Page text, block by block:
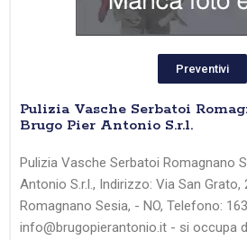
Preventivi
Pulizia Vasche Serbatoi
Brugo Pier Antonio S.r.l.
Pulizia Vasche Serbatoi Romagnano
Antonio S.r.l., Indirizzo: Via San Grato,
Romagnano Sesia, - NO, Telefono:
info@brugopierantonio.it - si occupa